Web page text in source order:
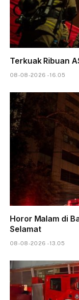
Terkuak Ribuan
08-08-2026 - 16.05
Horor Malam di
Selamat
08-08-2026 - 13.05